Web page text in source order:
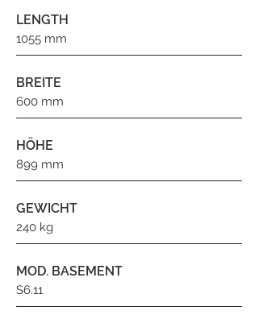
LENGTH
1055 mm
BREITE
600 mm
HÖHE
899 mm
GEWICHT
240 kg
MOD. BASEMENT
S6.11